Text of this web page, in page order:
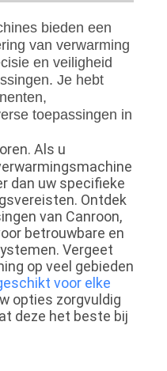
bieden een
van verwarming
en veiligheid
Je hebt
toepassingen in
Als u
dan uw specifieke
Ontdek
van Canroon,
betrouwbare en
Vergeet
op veel gebieden
voor elke
opties zorgvuldig
deze het beste bij